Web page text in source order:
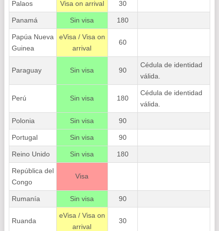
Palaos Visa on arrival 30
Panamá Sin visa 180
Papúa Nueva
Guinea
eVisa / Visa on
arrival
60
Paraguay Sin visa 90
Cédula de identidad
válida.
Perú Sin visa 180
Cédula de identidad
válida.
Polonia Sin visa 90
Portugal Sin visa 90
Reino Unido Sin visa 180
República del
Congo
Visa
Rumanía Sin visa 90
Ruanda
eVisa / Visa on
arrival
30